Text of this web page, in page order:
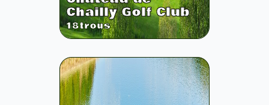
Chailly Golf Club
18trous